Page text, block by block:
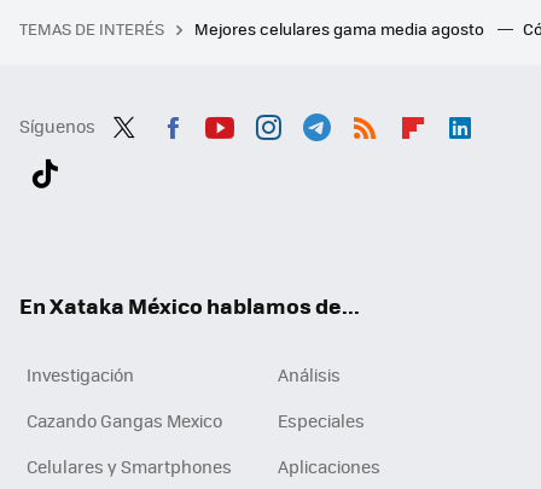
TEMAS DE INTERÉS Mejores celulares gama media agosto
Síguenos
En Xataka México hablamos de...
Investigación
Análisis
Cazando Gangas Mexico
Especiales
Celulares y Smartphones
Aplicaciones